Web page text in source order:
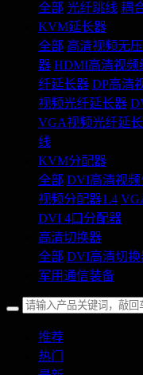
全部 光纤跳线 耦
KVM延长器
全部 高清视频无
器 HDMI高清视频
纤延长器 DP高清
视频光纤延长器
VGA视频光纤延
线
KVM分配器
全部 DVI高清视频
视频分配器1.4
DVI 4口分配器
高清切换器
全部 DVI高清切换
军用通信装备
推荐
热门